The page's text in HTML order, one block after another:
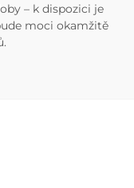
– k dispozici je
moci okamžitě